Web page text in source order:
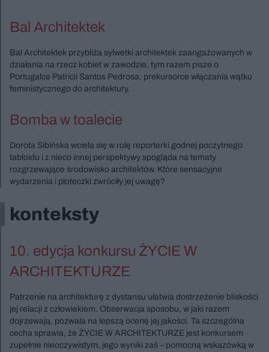
Bal Architektek
Bal Architektek przybliża sylwetki architektek zaangażowanych w
działania na rzecz kobiet w zawodzie, tym razem pisze o
Portugalce Patrícii Santos Pedrosa, prekursorce włączania wątku
feministycznego do architektury.
Bomba w toalecie
Dorota Sibińska wciela się w rolę reporterki godnej poczytnego
tabloidu i z nieco innej perspektywy spogląda na tematy
rozgrzewające środowisko architektów. Które sensacyjne
wydarzenia i ploteczki zwróciły jej uwagę?
konteksty
10. edycja konkursu ŻYCIE W
ARCHITEKTURZE
Patrzenie na architekturę z dystansu ułatwia dostrzeżenie bliskości
jej relacji z człowiekiem. Obserwacja sposobu, w jaki razem
dojrzewają, pozwala na lepszą ocenę jej jakości. Ta szczególna
cecha sprawia, że ŻYCIE W ARCHITEKTURZE jest konkursem
zupełnie nieoczywistym, jego wyniki zaś – pomocną wskazówką w